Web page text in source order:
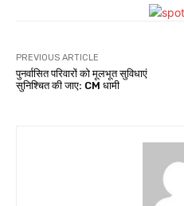
PREVIOUS ARTICLE
पुनर्वासित परिवारों को मूलभूत सुविधाएं
सुनिश्चित की जाए: CM धामी